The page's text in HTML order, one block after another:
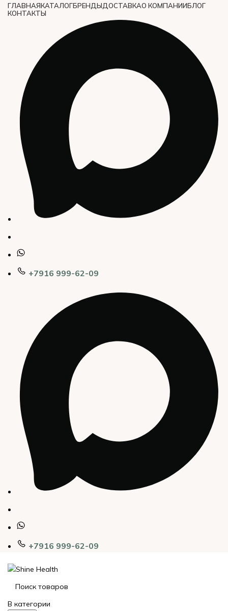
ГЛАВНАЯКАТАЛОГБРЕНДЫДОСТАВКАО КОМПАНИИБЛОГ
КОНТАКТЫ
+7916 999-62-09
+7916 999-62-09
В категории